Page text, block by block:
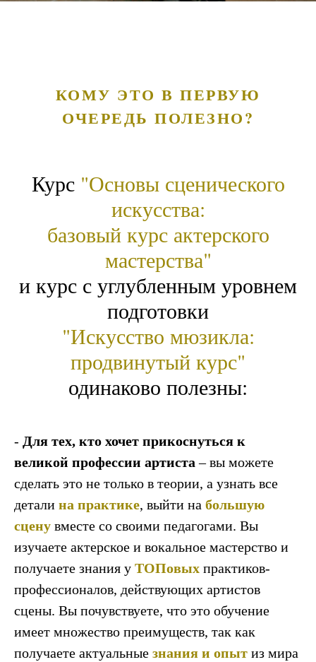
КОМУ ЭТО В ПЕРВУЮ
ОЧЕРЕДЬ ПОЛЕЗНО?
Курс "Основы сценического
искусства:
базовый курс актерского
мастерства"
и курс с углубленным уровнем
подготовки
"Искусство мюзикла:
продвинутый курс"
одинаково полезны:
- Для тех, кто хочет прикоснуться к
великой профессии артиста – вы можете
сделать это не только в теории, а узнать все
детали на практике, выйти на большую
сцену вместе со своими педагогами. Вы
изучаете актерское и вокальное мастерство и
получаете знания у ТОПовых практиков-
профессионалов, действующих артистов
сцены. Вы почувствуете, что это обучение
имеет множество преимуществ, так как
получаете актуальные знания и опыт из мира